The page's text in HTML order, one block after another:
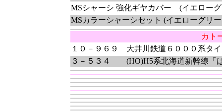
MSシャーシ 強化ギヤカバー (イエロー
MSカラーシャーシセット (イエローグリ
カト
１０－９６９ 大井川鉄道６０００系タ
３－５３４ (HO)H5系北海道新幹線「